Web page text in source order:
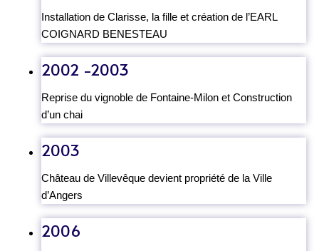
Installation de Clarisse, la fille et création de l’EARL
COIGNARD BENESTEAU
2002 -2003
Reprise du vignoble de Fontaine-Milon et Construction
d’un chai
2003
Château de Villevêque devient propriété de la Ville
d’Angers
2006